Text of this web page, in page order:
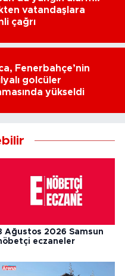
vatandaşlara
çağrı
Fenerbahçe’nin
golcüler
yükseldi
Ağustos 2026 Samsun
eczaneler